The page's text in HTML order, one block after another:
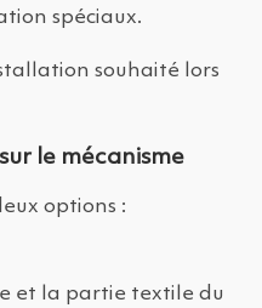
spéciaux.
souhaité lors
le mécanisme
options :
et la partie textile du